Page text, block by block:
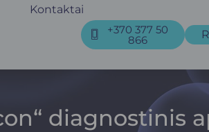
Kontaktai
+370 377 50
866
diagnostinis